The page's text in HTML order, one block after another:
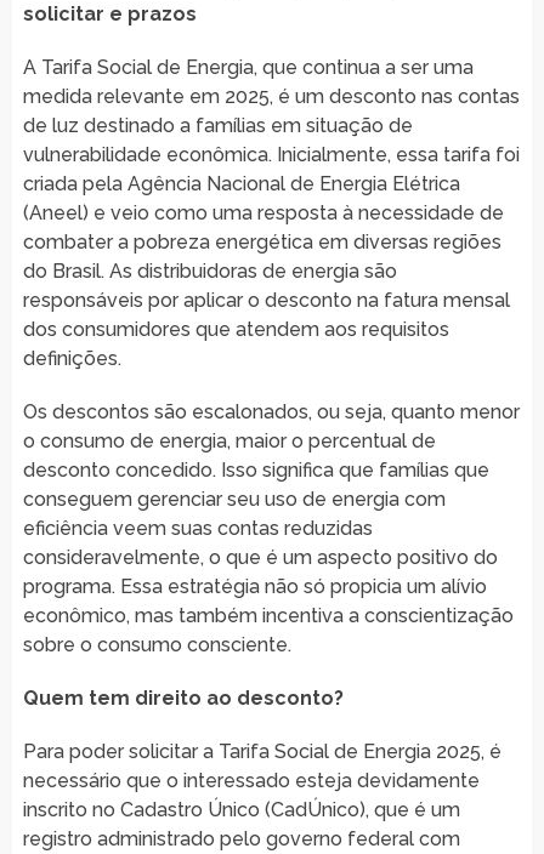
solicitar e prazos
A Tarifa Social de Energia, que continua a ser uma
medida relevante em 2025, é um desconto nas contas
de luz destinado a famílias em situação de
vulnerabilidade econômica. Inicialmente, essa tarifa foi
criada pela Agência Nacional de Energia Elétrica
(Aneel) e veio como uma resposta à necessidade de
combater a pobreza energética em diversas regiões
do Brasil. As distribuidoras de energia são
responsáveis por aplicar o desconto na fatura mensal
dos consumidores que atendem aos requisitos
definições.
Os descontos são escalonados, ou seja, quanto menor
o consumo de energia, maior o percentual de
desconto concedido. Isso significa que famílias que
conseguem gerenciar seu uso de energia com
eficiência veem suas contas reduzidas
consideravelmente, o que é um aspecto positivo do
programa. Essa estratégia não só propicia um alívio
econômico, mas também incentiva a conscientização
sobre o consumo consciente.
Quem tem direito ao desconto?
Para poder solicitar a Tarifa Social de Energia 2025, é
necessário que o interessado esteja devidamente
inscrito no Cadastro Único (CadÚnico), que é um
registro administrado pelo governo federal com